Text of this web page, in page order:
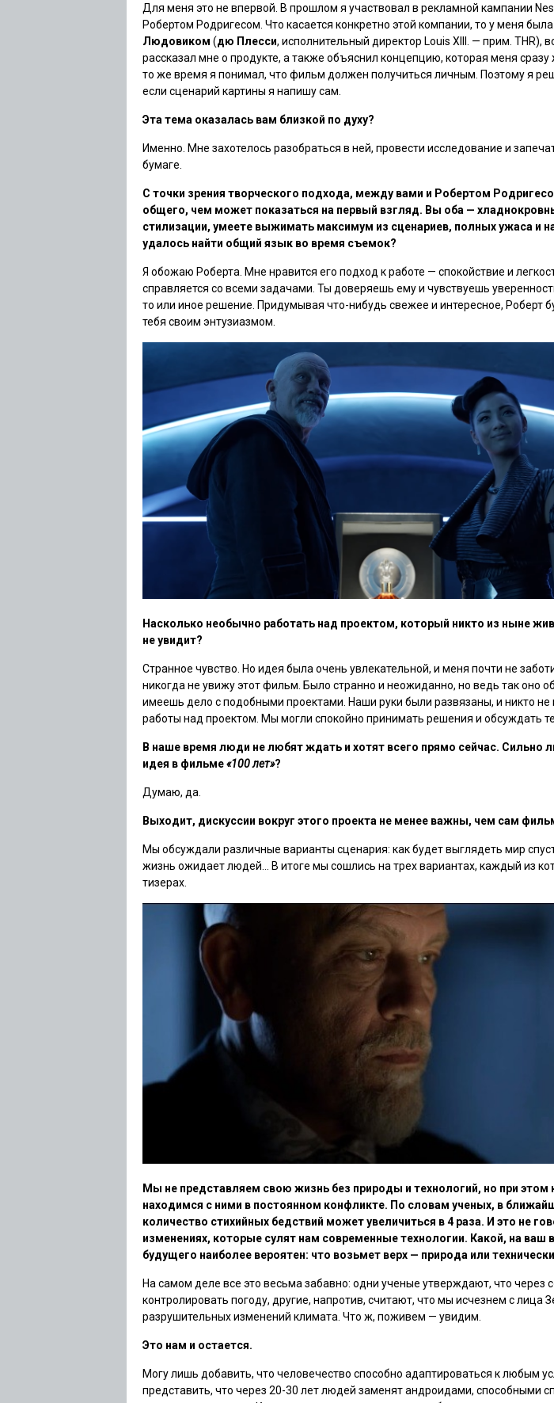
Для меня это не впервой. В прошлом я участвовал в рекламной кампании
Робертом Родригесом. Что касается конкретно этой компании, то у меня
Людовиком (дю Плесси, исполнительный директор Louis XIII. — прим. THR),
рассказал мне о продукте, а также объяснил концепцию, которая меня сразу
то же время я понимал, что фильм должен получиться личным. Поэтому я
если сценарий картины я напишу сам.
Эта тема оказалась вам близкой по духу?
Именно. Мне захотелось разобраться в ней, провести исследование и
бумаге.
С точки зрения творческого подхода, между вами и Робертом
общего, чем может показаться на первый взгляд. Вы оба —
стилизации, умеете выжимать максимум из сценариев, полных ужаса и
удалось найти общий язык во время съемок?
Я обожаю Роберта. Мне нравится его подход к работе — спокойствие и
справляется со всеми задачами. Ты доверяешь ему и чувствуешь
то или иное решение. Придумывая что-нибудь свежее и интересное, Роберт
тебя своим энтузиазмом.
Насколько необычно работать над проектом, который никто из ныне
не увидит?
Странное чувство. Но идея была очень увлекательной, и меня почти не
никогда не увижу этот фильм. Было странно и неожиданно, но ведь так оно
имеешь дело с подобными проектами. Наши руки были развязаны, и никто
работы над проектом. Мы могли спокойно принимать решения и обсуждать
В наше время люди не любят ждать и хотят всего прямо сейчас. Сильно
идея в фильме«100 лет»?
Думаю, да.
Выходит, дискуссии вокруг этого проекта не менее важны, чем сам
Мы обсуждали различные варианты сценария: как будет выглядеть мир
жизнь ожидает людей… В итоге мы сошлись на трех вариантах, каждый из
тизерах.
Мы не представляем свою жизнь без природы и технологий, но при этом
находимся с ними в постоянном конфликте. По словам ученых, в
количество стихийных бедствий может увеличиться в 4 раза. И это не
изменениях, которые сулят нам современные технологии. Какой, на ваш
будущего наиболее вероятен: что возьмет верх — природа или
На самом деле все это весьма забавно: одни ученые утверждают, что через
контролировать погоду, другие, напротив, считают, что мы исчезнем с лица
разрушительных изменений климата. Что ж, поживем — увидим.
Это нам и остается.
Могу лишь добавить, что человечество способно адаптироваться к любым
представить, что через 20-30 лет людей заменят андроидами, способными